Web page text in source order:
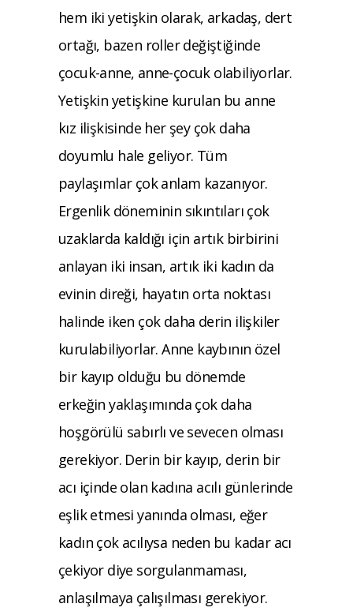
hem iki yetişkin olarak, arkadaş, dert
ortağı, bazen roller değiştiğinde
çocuk-anne, anne-çocuk olabiliyorlar.
Yetişkin yetişkine kurulan bu anne
kız ilişkisinde her şey çok daha
doyumlu hale geliyor. Tüm
paylaşımlar çok anlam kazanıyor.
Ergenlik döneminin sıkıntıları çok
uzaklarda kaldığı için artık birbirini
anlayan iki insan, artık iki kadın da
evinin direği, hayatın orta noktası
halinde iken çok daha derin ilişkiler
kurulabiliyorlar. Anne kaybının özel
bir kayıp olduğu bu dönemde
erkeğin yaklaşımında çok daha
hoşgörülü sabırlı ve sevecen olması
gerekiyor. Derin bir kayıp, derin bir
acı içinde olan kadına acılı günlerinde
eşlik etmesi yanında olması, eğer
kadın çok acılıysa neden bu kadar acı
çekiyor diye sorgulanmaması,
anlaşılmaya çalışılması gerekiyor.